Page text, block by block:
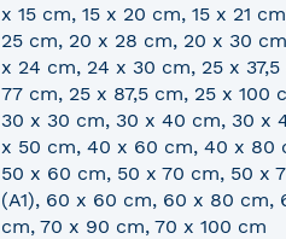
x 15 cm, 15 x 20 cm, 15 x 21
25 cm, 20 x 28 cm, 20 x 30
x 24 cm, 24 x 30 cm, 25 x
77 cm, 25 x 87,5 cm, 25 x 100
30 x 30 cm, 30 x 40 cm, 30 x
x 50 cm, 40 x 60 cm, 40 x 80
50 x 60 cm, 50 x 70 cm, 50 x
(A1), 60 x 60 cm, 60 x 80 cm,
cm, 70 x 90 cm, 70 x 100 cm